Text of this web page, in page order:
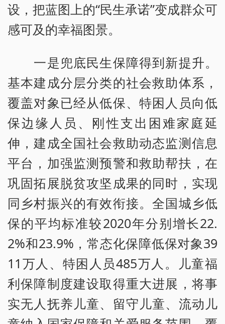
设，把蓝图上的“民生承诺”变成群众可
感可及的幸福图景。
一是兜底民生保障得到新提升。
基本建成分层分类的社会救助体系，
覆盖对象已经从低保、特困人员向低
保边缘人员、刚性支出困难家庭延
伸，建成全国社会救助动态监测信息
平台，加强监测预警和救助帮扶，在
巩固拓展脱贫攻坚成果的同时，实现
同乡村振兴的有效衔接。全国城乡低
保的平均标准较2020年分别增长22.
2%和23.9%，常态化保障低保对象39
11万人、特困人员485万人。儿童福
利保障制度建设取得重大进展，将事
实无人抚养儿童、留守儿童、流动儿